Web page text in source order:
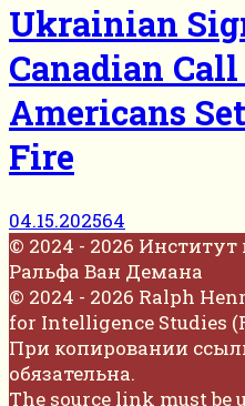
Ukrainian
Canadian
Americans
Fire
04.15.202564
© 2024 - 2026
Ральфа Ван Демана
© 2024 - 2026 Ralph
for Intelligence Studies
При копировании
обязательна.
The source link must be